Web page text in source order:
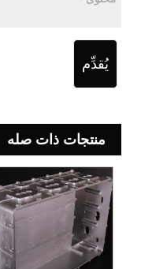
يُقدِّم
منتجات ذات صله